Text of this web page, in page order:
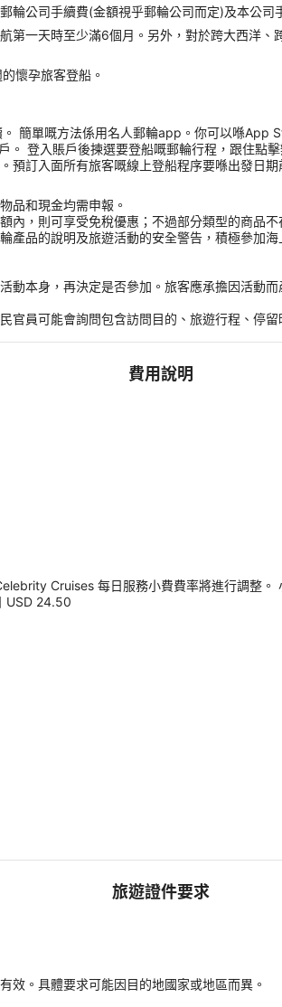
輪公司手續費(金額視乎郵輪公司而定)及本公
第一天時至少滿6個月。另外，對於跨大西洋
懷孕旅客登船。
簡單嘅方法係用名人郵輪app。你可以喺
登入賬戶後揀選要登船嘅郵輪行程，跟住點
預訂入面所有旅客嘅線上登船程序要喺出發日
品和現金均需申報。
，則可享受免稅優惠；不過部分類型的商品不
產品的說明及旅遊活動的安全警告，積極參加
本身，再決定是否參加。旅客應承擔因活動而
員可能會詢問包含訪問目的、旅遊行程、停留
費用說明
Cruises 每日服務小費費率將進行調整
USD 24.50
旅遊證件要求
效。具體要求可能因目的地國家或地區而異。